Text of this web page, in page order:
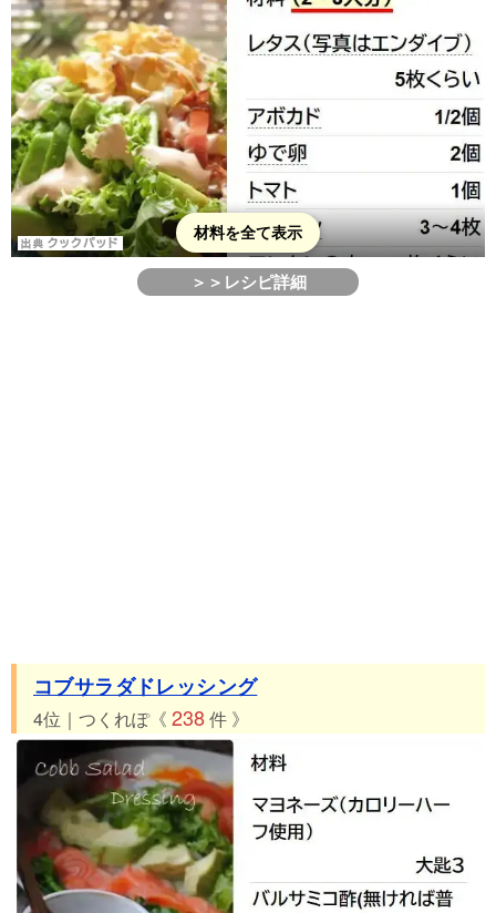
材料を全て表示
＞＞レシピ詳細
コブサラダドレッシング
4位｜つくれぽ《 238件 》